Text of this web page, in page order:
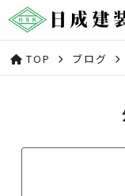
TOP ブログ